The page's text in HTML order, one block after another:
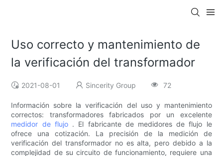
Uso correcto y mantenimiento de
la verificación del transformador
2021-08-01 Sincerity Group 72
Información sobre la verificación del uso y mantenimiento
correctos: transformadores fabricados por un excelente
medidor de flujo. El fabricante de medidores de flujo le
ofrece una cotización. La precisión de la medición de
verificación del transformador no es alta, pero debido a la
complejidad de su circuito de funcionamiento, requiere una